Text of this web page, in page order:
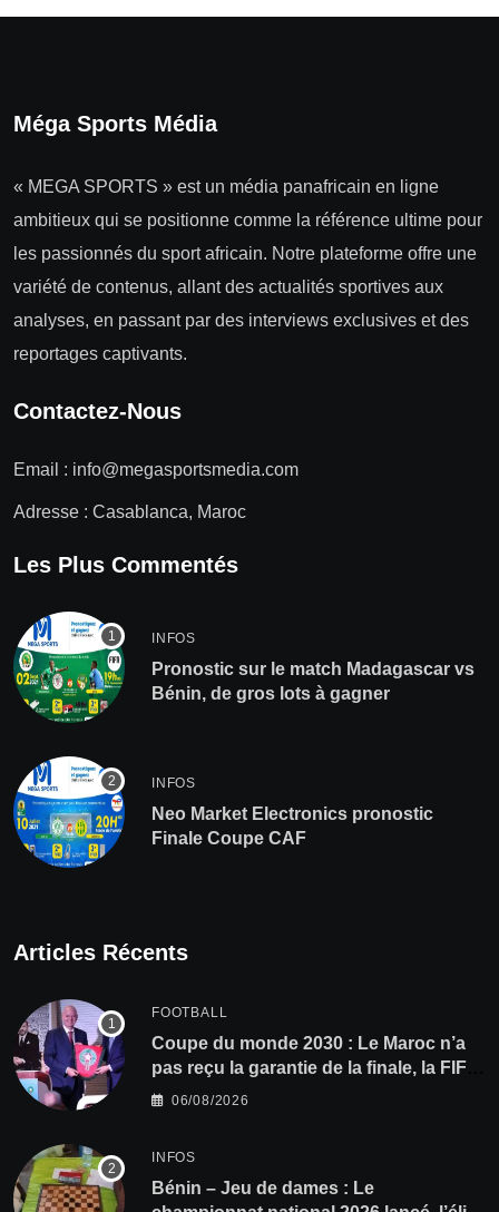
Méga Sports Média
« MEGA SPORTS » est un média panafricain en ligne
ambitieux qui se positionne comme la référence ultime pour
les passionnés du sport africain. Notre plateforme offre une
variété de contenus, allant des actualités sportives aux
analyses, en passant par des interviews exclusives et des
reportages captivants.
Contactez-Nous
Email : info@megasportsmedia.com
Adresse : Casablanca, Maroc
Les Plus Commentés
INFOS
Pronostic sur le match Madagascar vs
Bénin, de gros lots à gagner
INFOS
Neo Market Electronics pronostic
Finale Coupe CAF
Articles Récents
FOOTBALL
Coupe du monde 2030 : Le Maroc n’a
pas reçu la garantie de la finale, la FIFA
dément
06/08/2026
INFOS
Bénin – Jeu de dames : Le